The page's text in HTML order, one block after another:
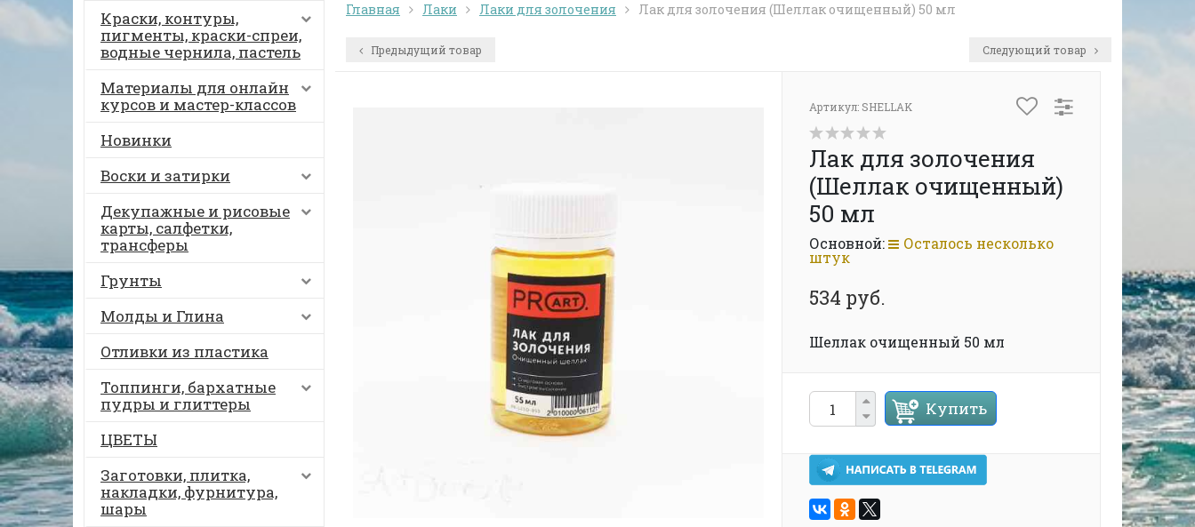
Краски, контуры,
пигменты, краски-спреи,
водные чернила, пастель
Материалы для онлайн
курсов и мастер-классов
Новинки
Воски и затирки
Декупажные и рисовые
карты, салфетки,
трансферы
Грунты
Молды и Глина
Отливки из пластика
Топпинги, бархатные
пудры и глиттеры
ЦВЕТЫ
Заготовки, плитка,
накладки, фурнитура,
шары
Главная Лаки Лаки для золочения Лак для золочения (Шеллак очищенный) 50 мл
Предыдущий товар Следующий товар
Артикул: SHELLAK
Лак для золочения
(Шеллак очищенный)
50 мл
Основной: Осталось несколько
штук
534 руб.
Шеллак очищенный 50 мл
Купить